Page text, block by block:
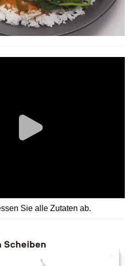
Sie alle Zutaten ab.